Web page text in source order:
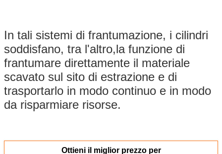
In tali sistemi di frantumazione, i cilindri
soddisfano, tra l'altro,la funzione di
frantumare direttamente il materiale
scavato sul sito di estrazione e di
trasportarlo in modo continuo e in modo
da risparmiare risorse.
Ottieni il miglior prezzo per